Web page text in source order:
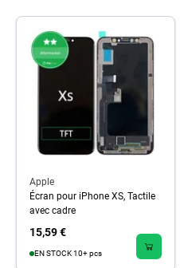
Apple
Écran pour iPhone XS, Tactile
avec cadre
15,59 €
EN STOCK 10+ pcs